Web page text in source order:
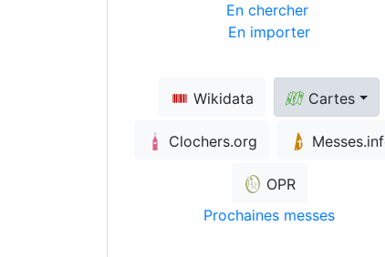
En chercher
En importer
Wikidata Cartes
Clochers.org
OPR
Prochaines messes